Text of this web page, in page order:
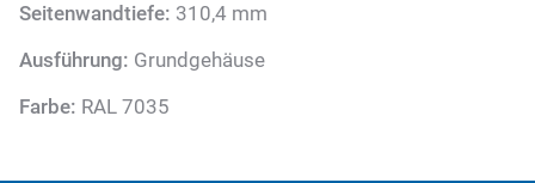
Seitenwandtiefe: 310,4 mm
Ausführung: Grundgehäuse
Farbe: RAL 7035